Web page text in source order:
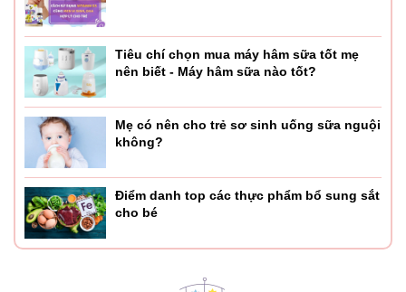
Tiêu chí chọn mua máy hâm sữa tốt mẹ
nên biết - Máy hâm sữa nào tốt?
Mẹ có nên cho trẻ sơ sinh uống sữa nguội
không?
Điểm danh top các thực phẩm bổ sung sắt
cho bé